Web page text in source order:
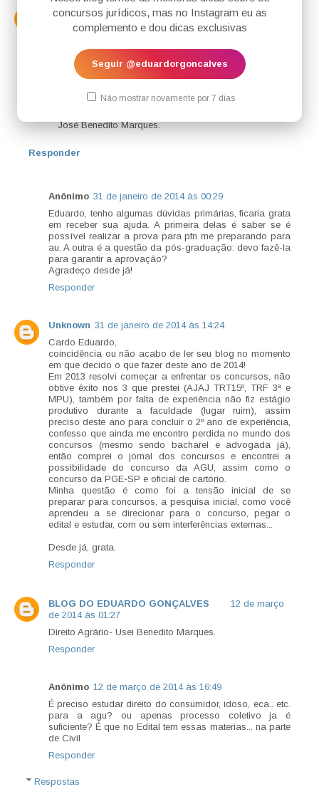
concursos jurídicos, mas no Instagram eu as
complemento e dou dicas exclusivas
Seguir @eduardorgoncalves
Não mostrar novamente por 7 dias
unter null 30 de janeiro de 2014 às 16:53
Olá, e direito agrário, qual livro?
Respostas
BLOG DO EDUARDO GONÇALVES
José Benedito Marques.
Responder
Anônimo 31 de janeiro de 2014 às 00:29
Eduardo, tenho algumas dúvidas primárias, ficaria grata
em receber sua ajuda. A primeira delas é saber se é
possível realizar a prova para pfn me preparando para
au. A outra é a questão da pós-graduação: devo fazê-la
para garantir a aprovação?
Agradeço desde já!
Responder
Unknown 31 de janeiro de 2014 às 14:24
Cardo Eduardo,
coincidência ou não acabo de ler seu blog no momento
em que decido o que fazer deste ano de 2014!
Em 2013 resolvi começar a enfrentar os concursos, não
obtive êxito nos 3 que prestei (AJAJ TRT15º, TRF 3ª e
MPU), também por falta de experiência não fiz estágio
produtivo durante a faculdade (lugar ruim), assim
preciso deste ano para concluir o 2º ano de experiência,
confesso que ainda me encontro perdida no mundo dos
concursos (mesmo sendo bacharel e advogada já),
então comprei o jornal dos concursos e encontrei a
possibilidade do concurso da AGU, assim como o
concurso da PGE-SP e oficial de cartório.
Minha questão é como foi a tensão inicial de se
preparar para concursos, a pesquisa inicial, como você
aprendeu a se direcionar para o concurso, pegar o
edital e estudar, com ou sem interferências externas...
Desde já, grata.
Responder
BLOG DO EDUARDO GONÇALVES
12 de março
de 2014 às 01:27
Direito Agrário- Usei Benedito Marques.
Responder
Anônimo 12 de março de 2014 às 16:49
É preciso estudar direito do consumidor, idoso, eca.. etc.
para a agu? ou apenas processo coletivo ja é
suficiente? É que no Edital tem essas materias... na parte
de Civil
Responder
Respostas